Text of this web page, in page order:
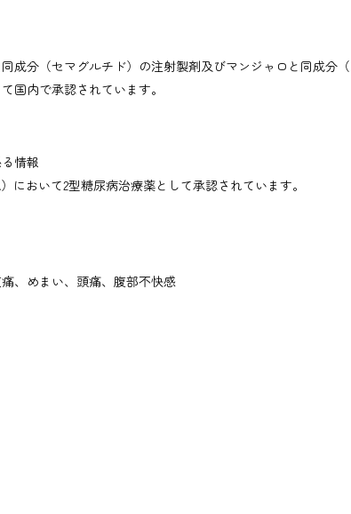
成分（セマグルチド）の注射製剤及びマンジャロと同成分
国内で承認されています。
情報
において2型糖尿病治療薬として承認されています。
、めまい、頭痛、腹部不快感